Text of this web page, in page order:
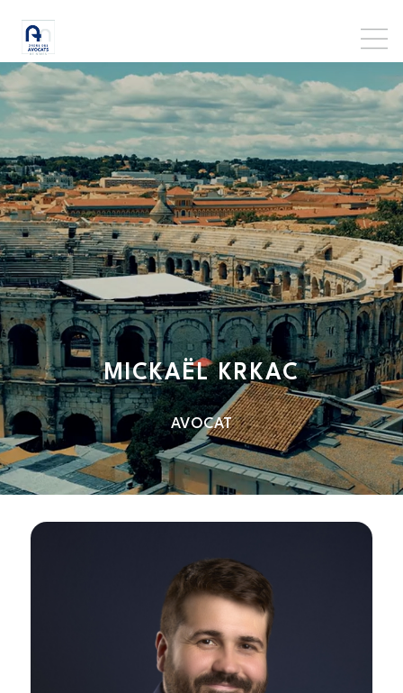
MICKAËL KRKAC
AVOCAT